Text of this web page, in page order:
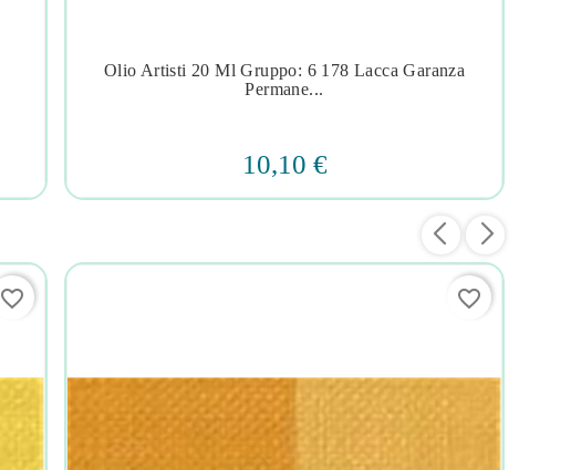
 
Olio Artisti 20 Ml Gruppo: 6 178 Lacca Garanza
Permane...
10,10 €
favorite_border favorite_border